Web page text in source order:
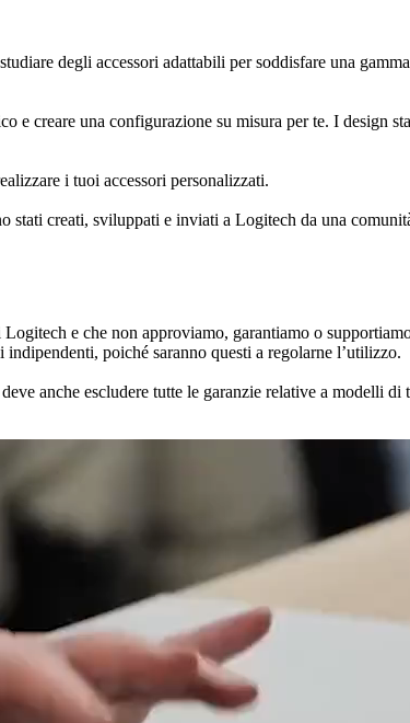
degli accessori adattabili per soddisfare una
creare una configurazione su misura per te. I design
i tuoi accessori personalizzati.
creati, sviluppati e inviati a Logitech da una
e che non approviamo, garantiamo o
poiché saranno questi a regolarne l’utilizzo.
anche escludere tutte le garanzie relative a modelli di